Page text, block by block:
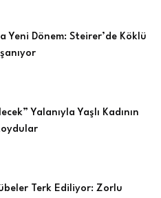
Yeni Dönem: Steirer’de Köklü
Yalanıyla Yaşlı Kadının
Terk Ediliyor: Zorlu